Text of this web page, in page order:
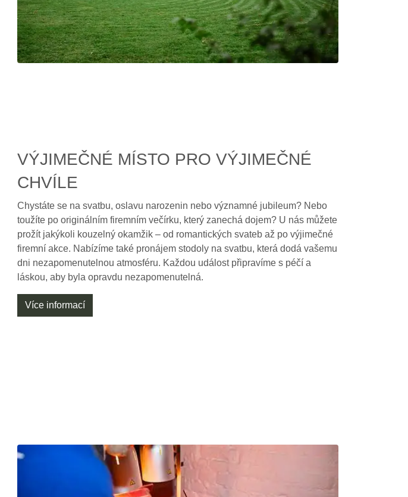
VÝJIMEČNÉ MÍSTO PRO VÝJIMEČNÉ
CHVÍLE
Chystáte se na svatbu, oslavu narozenin nebo významné jubileum? Nebo
toužíte po originálním firemním večírku, který zanechá dojem? U nás můžete
prožít jakýkoli kouzelný okamžik – od romantických svateb až po výjimečné
firemní akce. Nabízíme také pronájem stodoly na svatbu, která dodá vašemu
dni nezapomenutelnou atmosféru. Každou událost připravíme s péčí a
láskou, aby byla opravdu nezapomenutelná.
Více informací